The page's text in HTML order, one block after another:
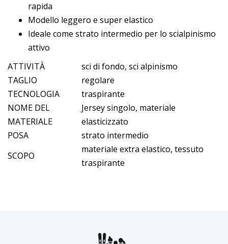
rapida
Modello leggero e super elastico
Ideale come strato intermedio per lo scialpinismo
attivo
ATTIVITÀ
sci di fondo, sci alpinismo
TAGLIO
regolare
TECNOLOGIA
traspirante
NOME DEL
MATERIALE
Jersey singolo, materiale
elasticizzato
POSA
strato intermedio
SCOPO
materiale extra elastico, tessuto
traspirante